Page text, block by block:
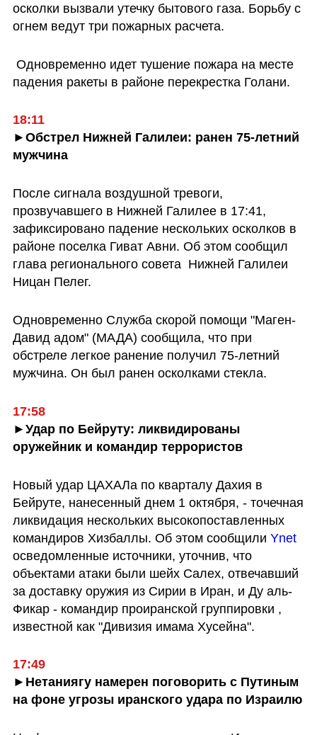
осколки вызвали утечку бытового газа. Борьбу с
огнем ведут три пожарных расчета.
падения ракеты в районе перекрестка Голани.
18:11
►Обстрел Нижней Галилеи: ранен 75-летний
мужчина
После сигнала воздушной тревоги,
прозвучавшего в Нижней Галилее в 17:41,
зафиксировано падение нескольких осколков в
районе поселка Гиват Авни. Об этом сообщил
глава регионального совета  Нижней Галилеи
Ницан Пелег.
Одновременно Служба скорой помощи "Маген-
Давид адом" (МАДА) сообщила, что при
обстреле легкое ранение получил 75-летний
мужчина. Он был ранен осколками стекла.
17:58
►Удар по Бейруту: ликвидированы
оружейник и командир террористов
Новый удар ЦАХАЛа по кварталу Дахия в
Бейруте, нанесенный днем 1 октября, - точечная
ликвидация нескольких высокопоставленных
командиров Хизбаллы. Об этом сообщили Ynet
осведомленные источники, уточнив, что
объектами атаки были шейх Салех, отвечавший
за доставку оружия из Сирии в Иран, и Ду аль-
Фикар - командир проиранской группировки ,
известной как "Дивизия имама Хусейна".
17:49
►Нетаниягу намерен поговорить с Путиным
на фоне угрозы иранского удара по Израилю